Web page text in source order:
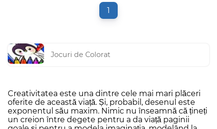
1
Jocuri de Colorat
Creativitatea este una dintre cele mai mari plăceri
oferite de această viață. Și, probabil, desenul este
exponentul său maxim. Nimic nu înseamnă că țineți
un creion între degete pentru a da viață paginii